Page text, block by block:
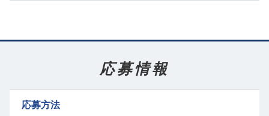
周囲に気を遣うことなく、自分のペースで業務に集中できます。
応募情報
応募方法